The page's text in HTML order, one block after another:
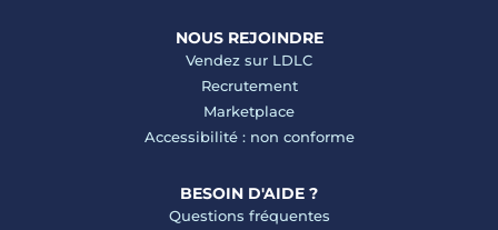
NOUS REJOINDRE
Vendez sur LDLC
Recrutement
Marketplace
Accessibilité : non conforme
BESOIN D'AIDE ?
Questions fréquentes